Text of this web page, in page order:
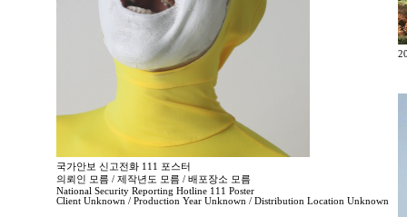
국가안보 신고전화 111 포스터
의뢰인 모름 / 제작년도 모름 / 배포장소 모름
National Security Reporting Hotline 111 Poster
Client Unknown / Production Year Unknown / Distribution Location Unknown